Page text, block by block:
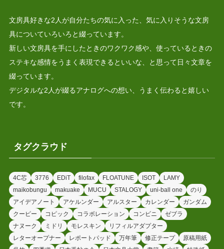
文房具好きな2人が自分たちの気に入った、気に入りそうな文房
具についていろいろと綴っています。
新しい文房具を手にしたときのワクワク感や、使っているときの
ステキな感情をうまく表現できるといいな、と思って日々文章を
綴っています。
デジタルな2人が綴るアナログへの想い、うまく伝わると嬉しい
です。
タグクラウド
4C芯 3776 EDiT filofax FLOATUNE ISOT
LAMY
maikobungu
makuake MUCU STALOGY uni-ball one
のり
アイデアノート
アケルンダー アルスター カレンダー
ガンダム
クーピー
コピック コラボレーション コンビニ
ゼブラ
ナヌーク
ミドリ モレスキン
リフィルアダプター
レターオープナー
レポートパッド 万年筆 修正テープ
原稿用紙